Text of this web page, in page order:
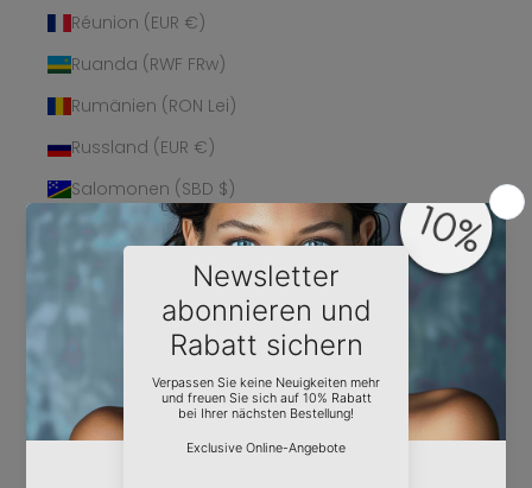
Réunion (EUR €)
Ruanda (RWF FRw)
Rumänien (RON Lei)
Russland (EUR €)
Salomonen (SBD $)
Sambia (EUR €)
Samoa (WST T)
San Marino (EUR €)
São Tomé und
Príncipe (STD Db)
Saudi-Arabien (SAR